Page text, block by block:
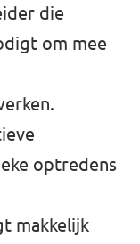
die
om mee
optredens
makkelijk